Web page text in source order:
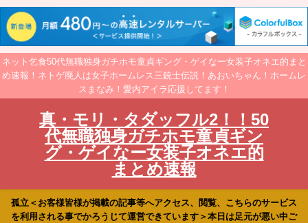
ネット乞食50代無職独身ガチホモ童貞ギング・ゲイなー女装子オネエ的まと
め速報！ネトゲ廃人は女子ホームレス三銃士伝説！あおいちゃん！ホームレ
スまなみ！愛内アイラ応援してます！
真・モリ・タダッフル2！！50
代無職独身ガチホモ童貞ギン
グ・ゲイなー女装子オネエ的
まとめ速報
孤立＜お客様皆様が掲載の記事等へアクセス、閲覧、こちらのサービス
を利用される事でかろうじて運営できています＞本日は足元が悪い中ご